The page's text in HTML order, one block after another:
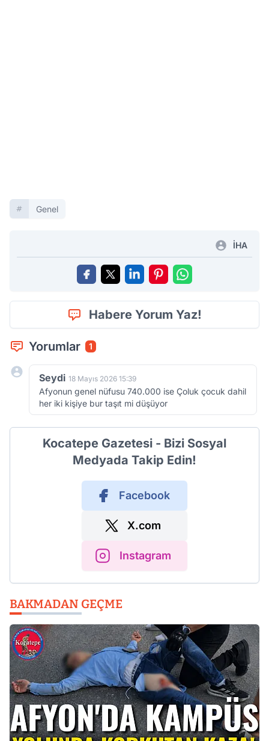
Genel
İHA
Habere Yorum Yaz!
Yorumlar 1
Seydi 18 Mayıs 2026 15:39
Afyonun genel nüfusu 740.000 ise Çoluk çocuk dahil
her iki kişiye bur taşıt mi düşüyor
Kocatepe Gazetesi - Bizi Sosyal
Medyada Takip Edin!
Facebook
X.com
Instagram
BAKMADAN GEÇME